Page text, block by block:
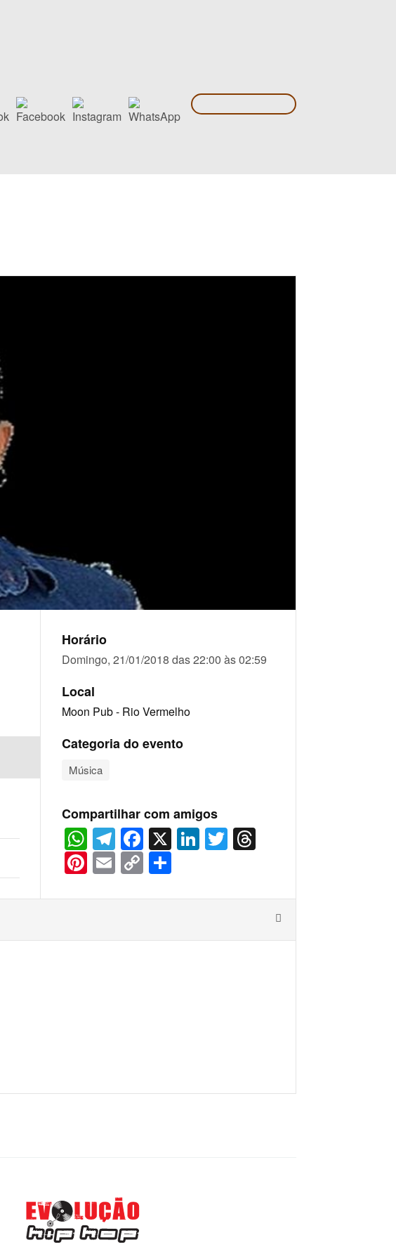
Horário
Domingo, 21/01/2018 das 22:00 às 02:59
Local
Moon Pub - Rio Vermelho
Categoria do evento
Música
Compartilhar com amigos
WhatsApp
Telegram
Facebook
X LinkedIn
Twitter
Pinterest
Email
Copy
Link